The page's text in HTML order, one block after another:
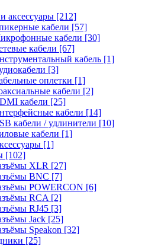
аксессуары [212]
кабели [57]
кабели [30]
кабели [67]
кабель [1]
[3]
оплетки [1]
кабели [2]
кабели [25]
кабели [14]
кабели / удлинители [10]
кабели [1]
[1]
[102]
XLR [27]
BNC [7]
POWERCON [6]
RCA [2]
RJ45 [3]
Jack [25]
Speakon [32]
[25]